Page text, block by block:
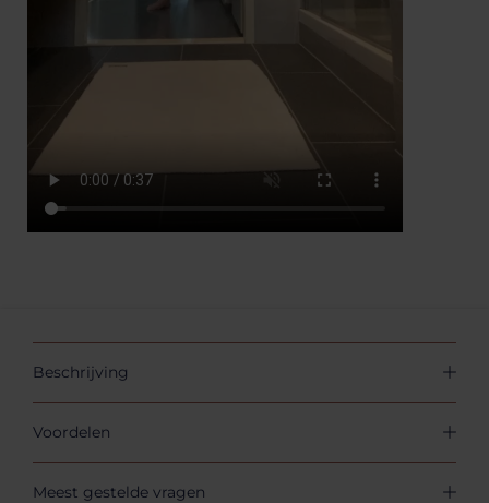
Beschrijving
Voordelen
Meest gestelde vragen